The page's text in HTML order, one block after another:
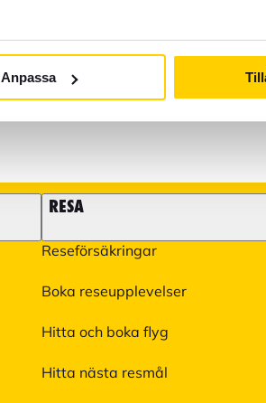
Anpassa
Det går även bra att maila
som frågor kring boka flyg
våra partners. Du hittar mer
RESA
Reseförsäkringar
Boka reseupplevelser
Hitta och boka flyg
Hitta nästa resmål